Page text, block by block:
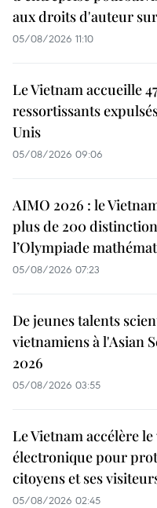
aux droits d'auteur
05/08/2026 11:10
Le Vietnam accueille
ressortissants
Unis
05/08/2026 09:06
AIMO 2026 : le
plus de 200
l’Olympiade
05/08/2026 07:23
De jeunes talents
vietnamiens à l'Asian
2026
05/08/2026 03:55
Le Vietnam accélère le
électronique pour
citoyens et ses
05/08/2026 02:45